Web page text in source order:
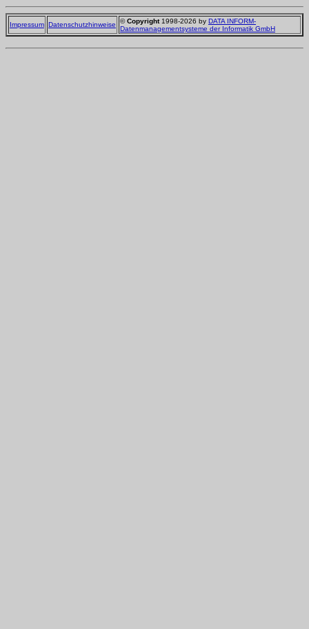
Impressum Datenschutzhinweise ©Copyright1998-2026 by DATA INFORM-
Datenmanagementsysteme der Informatik GmbH